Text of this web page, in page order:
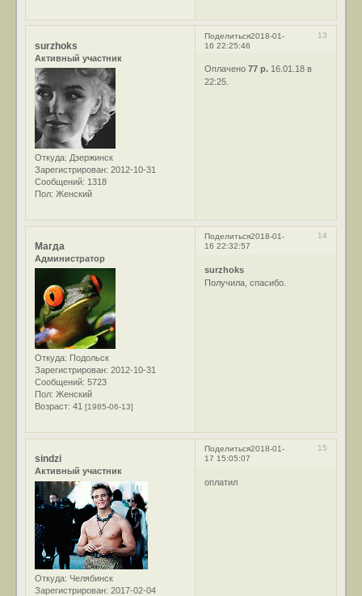
Поделиться 13
2018-01-
16 22:25:46
surzhoks
Активный участник
Откуда: Дзержинск
Зарегистрирован: 2012-10-31
Сообщений: 1318
Пол: Женский
Оплачено77 р. 16.01.18 в
22:25.
Поделиться 14
2018-01-
16 22:32:57
Магда
Администратор
Откуда: Подольск
Зарегистрирован: 2012-10-31
Сообщений: 5723
Пол: Женский
Возраст: 41[1985-06-13]
surzhoks
Получила, спасибо.
Поделиться 15
2018-01-
17 15:05:07
sindzi
Активный участник
Откуда: Челябинск
Зарегистрирован: 2017-02-04
оплатил